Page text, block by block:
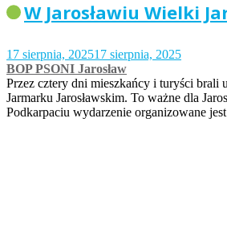
W Jarosławiu Wielki
17 sierpnia, 202517 sierpnia, 2025
BOP PSONI Jarosław
Przez cztery dni mieszkańcy i turyści brali
Jarmarku Jarosławskim. To ważne dla
Podkarpaciu wydarzenie organizowane